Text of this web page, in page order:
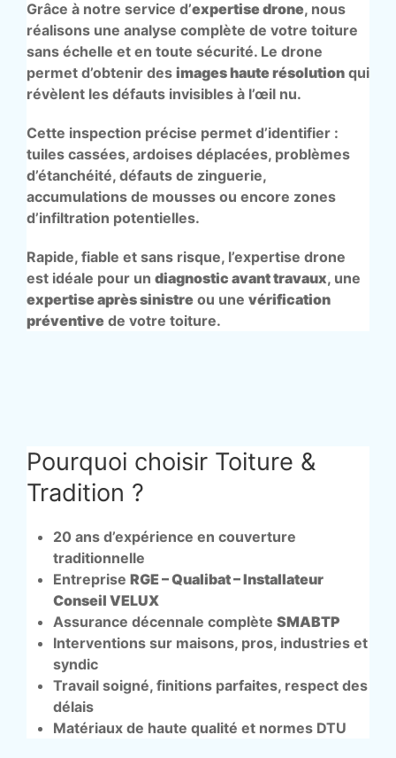
Grâce à notre service d’expertise drone, nous
réalisons une analyse complète de votre toiture
sans échelle et en toute sécurité. Le drone
permet d’obtenir des images haute résolution qui
révèlent les défauts invisibles à l’œil nu.
Cette inspection précise permet d’identifier :
tuiles cassées, ardoises déplacées, problèmes
d’étanchéité, défauts de zinguerie,
accumulations de mousses ou encore zones
d’infiltration potentielles.
Rapide, fiable et sans risque, l’expertise drone
est idéale pour un diagnostic avant travaux, une
expertise après sinistre ou une vérification
préventive de votre toiture.
Pourquoi choisir Toiture &
Tradition ?
20 ans d’expérience en couverture
traditionnelle
Entreprise RGE – Qualibat – Installateur
Conseil VELUX
Assurance décennale complète SMABTP
Interventions sur maisons, pros, industries et
syndic
Travail soigné, finitions parfaites, respect des
délais
Matériaux de haute qualité et normes DTU